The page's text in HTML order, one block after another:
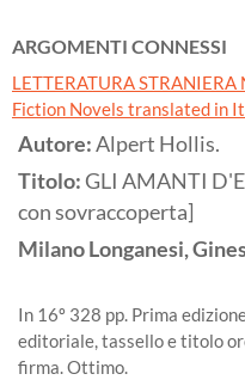
ARGOMENTI CONNESSI
LETTERATURA
Fiction Novels translated in
Autore:Alpert Hollis.
Titolo:GLI AMANTI
con sovraccoperta]
MilanoLonganesi,
In 16º 328 pp. Prima
editoriale, tassello e titolo
firma. Ottimo.